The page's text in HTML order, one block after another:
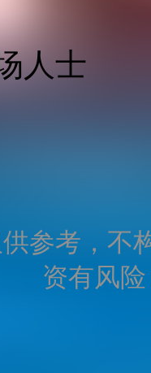
人士
参考，不
资有风